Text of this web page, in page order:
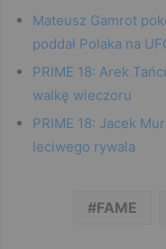
Mateusz Gamrot
poddał Polaka na
PRIME 18: Arek
walkę wieczoru
PRIME 18: Jacek
leciwego rywala
FAME